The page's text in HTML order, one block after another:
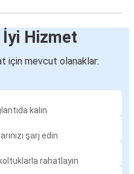
Hizmet
için mevcut olanaklar:
kalın
şarj edin
rahatlayın